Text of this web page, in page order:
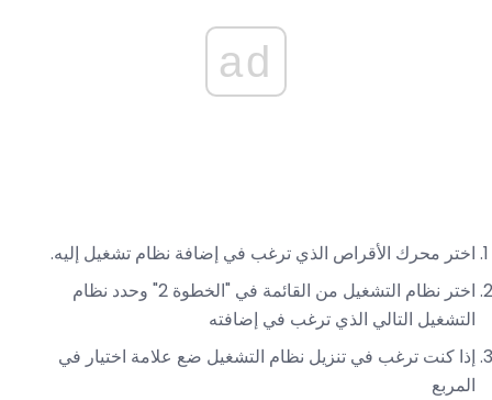
ad
اختر محرك الأقراص الذي ترغب في إضافة نظام تشغيل إليه.
اختر نظام التشغيل من القائمة في "الخطوة 2" وحدد نظام
التشغيل التالي الذي ترغب في إضافته
إذا كنت ترغب في تنزيل نظام التشغيل ضع علامة اختيار في
المربع